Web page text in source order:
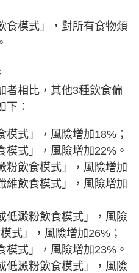
食模式」，對所有食物類
者相比，其他3種飲食偏
下：
模式」，風險增加18%；
模式」，風險增加22%。
粉飲食模式」，風險增加
維飲食模式」，風險增加
低澱粉飲食模式」，風險
式」，風險增加26%；
模式」，風險增加23%。
低澱粉飲食模式」，風險